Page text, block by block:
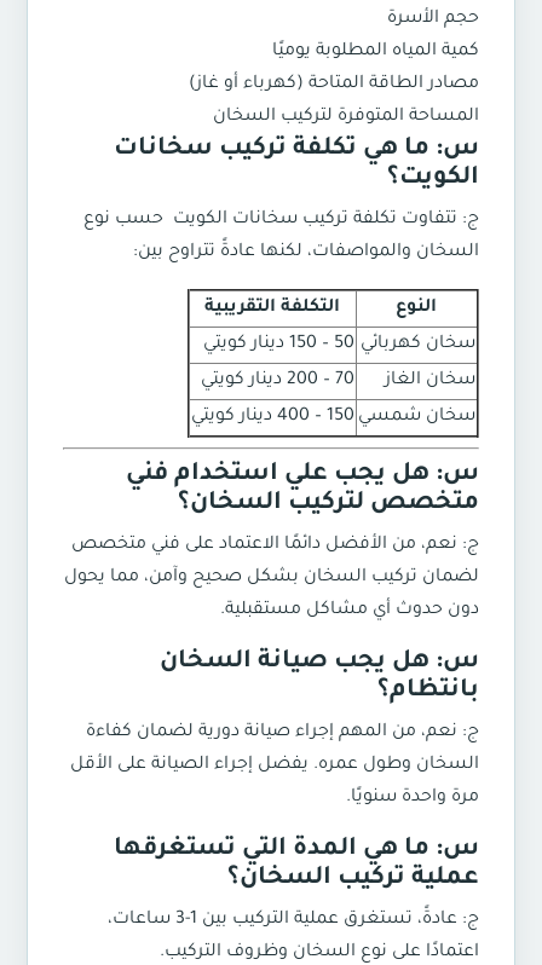
حجم الأسرة
كمية المياه المطلوبة يوميًا
مصادر الطاقة المتاحة (كهرباء أو غاز)
المساحة المتوفرة لتركيب السخان
س: ما هي تكلفة تركيب سخانات
الكويت؟
ج: تتفاوت تكلفة تركيب سخانات الكويت حسب نوع
السخان والمواصفات، لكنها عادةً تتراوح بين:
النوع
التكلفة التقريبية
سخان كهربائي 50 – 150 دينار كويتي
سخان الغاز
70 – 200 دينار كويتي
سخان شمسي 150 – 400 دينار كويتي
س: هل يجب علي استخدام فني
متخصص لتركيب السخان؟
ج: نعم، من الأفضل دائمًا الاعتماد على فني متخصص
لضمان تركيب السخان بشكل صحيح وآمن، مما يحول
دون حدوث أي مشاكل مستقبلية.
س: هل يجب صيانة السخان
بانتظام؟
ج: نعم، من المهم إجراء صيانة دورية لضمان كفاءة
السخان وطول عمره. يفضل إجراء الصيانة على الأقل
مرة واحدة سنويًا.
س: ما هي المدة التي تستغرقها
عملية تركيب السخان؟
ج: عادةً، تستغرق عملية التركيب بين 1-3 ساعات،
اعتمادًا على نوع السخان وظروف التركيب.